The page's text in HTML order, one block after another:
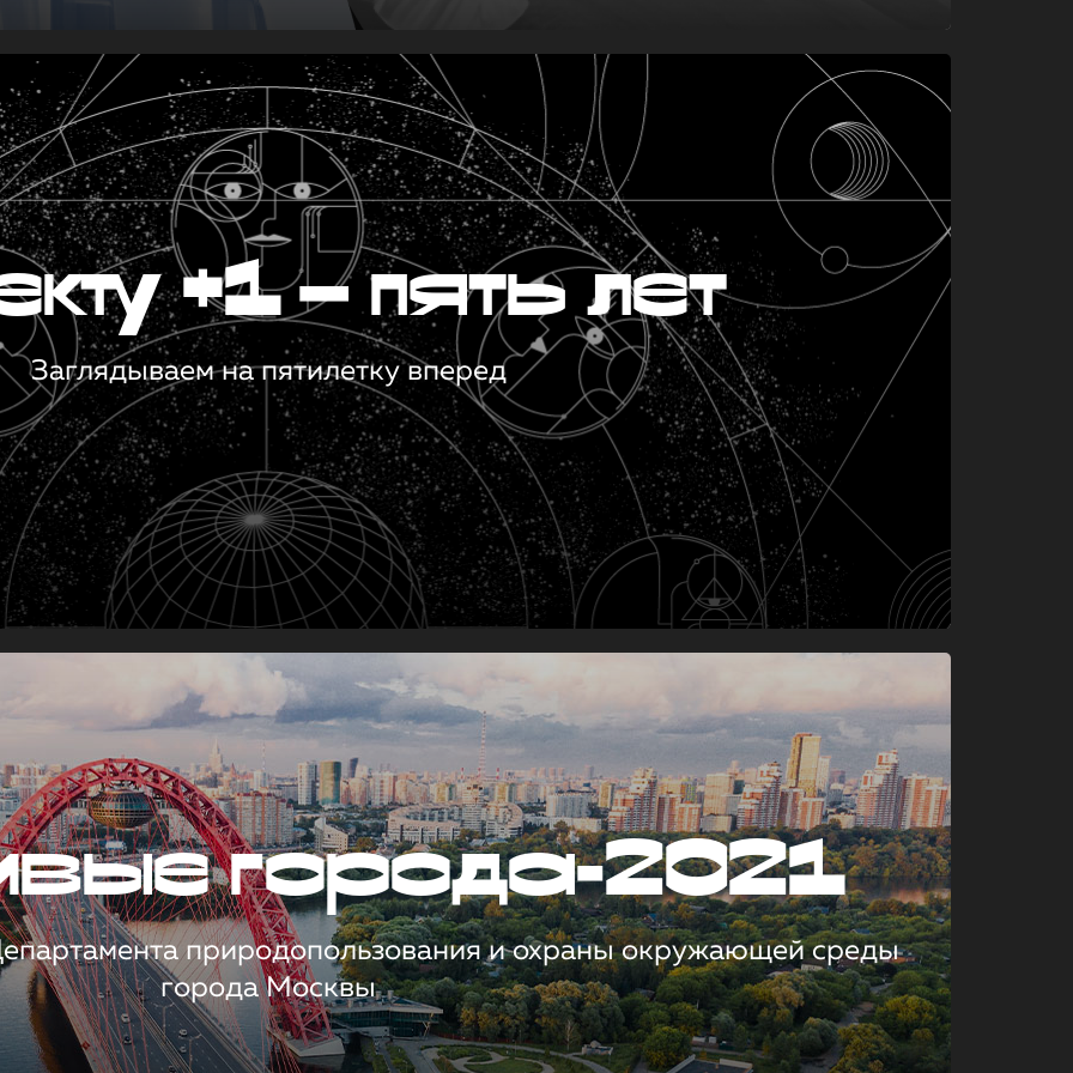
+1 — пять лет
Заглядываем на пятилетку вперед
города-2021
природопользования и охраны окружающей среды
города Москвы